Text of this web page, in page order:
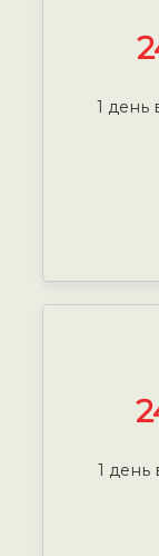
1 день
1 день